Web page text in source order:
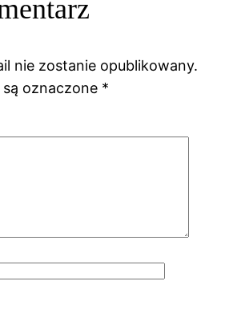
nie zostanie opublikowany.
oznaczone *